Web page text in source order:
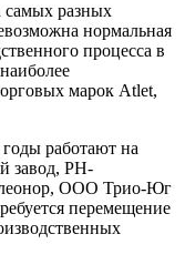
самых разных
нормальная
процесса в
марок Atlet,
работают на
завод, РН-
ООО Трио-Юг
перемещение